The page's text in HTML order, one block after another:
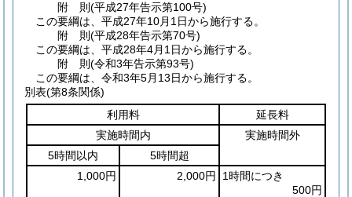
附 則(平成27年告示第100号)
この要綱は、平成27年10月1日から施行する。
附 則(平成28年告示第70号)
この要綱は、平成28年4月1日から施行する。
附 則(令和3年告示第93号)
この要綱は、令和3年5月13日から施行する。
別表(第8条関係)
利用料
延長料
実施時間内
実施時間外
5時間以内
5時間超
1,000円
2,000円
1時間につき
500円